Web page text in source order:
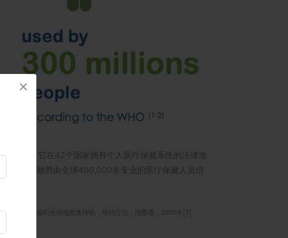
×
医学“。 它在42个国家拥有个人医疗保健系统的法律地
。 今天顺势由全球400,000名专业的医疗保健人员信
世界卫生组织全球地图集传统，替代疗法，地图卷，2005年[3]